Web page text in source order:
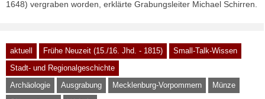
1648) vergraben worden, erklärte Grabungsleiter Michael Schirren.
aktuell Frühe Neuzeit (15./16. Jhd. - 1815)
Small-Talk-Wissen
Stadt- und Regionalgeschichte
Archäologie
Ausgrabung Mecklenburg-Vorpommern
Münze